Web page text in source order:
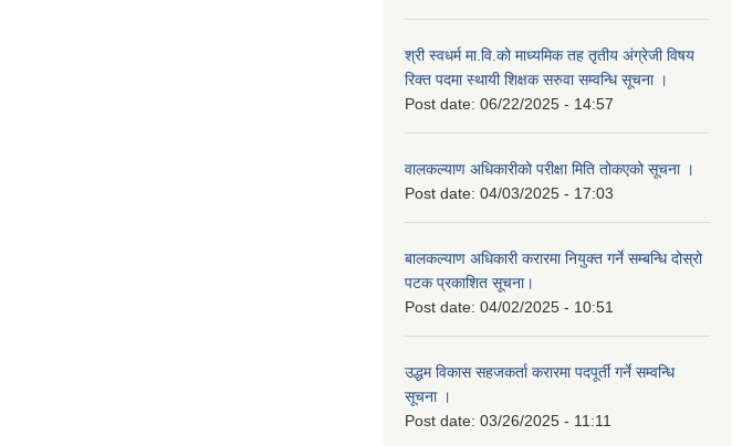
श्री स्वधर्म मा.वि.को माध्यमिक तह तृतीय अंग्रेजी विषय
रिक्त पदमा स्थायी शिक्षक सरुवा सम्वन्धि सूचना ।
Post date: 06/22/2025 - 14:57
वालकल्याण अधिकारीको परीक्षा मिति तोकएको सूचना ।
Post date: 04/03/2025 - 17:03
बालकल्याण अधिकारी करारमा नियुक्त गर्ने सम्बन्धि दोस्रो
पटक प्रकाशित सूचना।
Post date: 04/02/2025 - 10:51
उद्धम विकास सहजकर्ता करारमा पदपूर्ती गर्ने सम्वन्धि
सूचना ।
Post date: 03/26/2025 - 11:11